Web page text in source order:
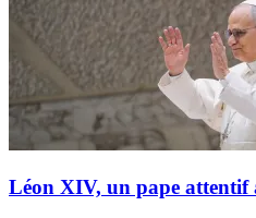
Léon XIV, un pape attentif